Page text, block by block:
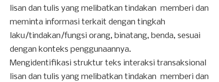
lisan dan tulis yang melibatkan tindakan memberi dan
meminta informasi terkait dengan tingkah
laku/tindakan/fungsi orang, binatang, benda, sesuai
dengan konteks penggunaannya.
Mengidentifikasi struktur teks interaksi transaksional
lisan dan tulis yang melibatkan tindakan memberi dan